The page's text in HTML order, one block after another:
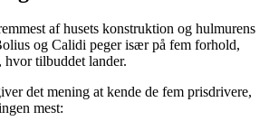
af husets konstruktion og hulmurens
og Calidi peger især på fem forhold,
tilbuddet lander.
det mening at kende de fem prisdrivere,
mest: